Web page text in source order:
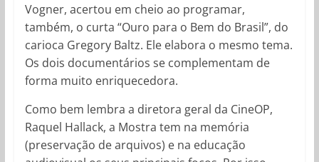
Vogner, acertou em cheio ao programar,
também, o curta “Ouro para o Bem do Brasil”, do
carioca Gregory Baltz. Ele elabora o mesmo tema.
Os dois documentários se complementam de
forma muito enriquecedora.
Como bem lembra a diretora geral da CineOP,
Raquel Hallack, a Mostra tem na memória
(preservação de arquivos) e na educação